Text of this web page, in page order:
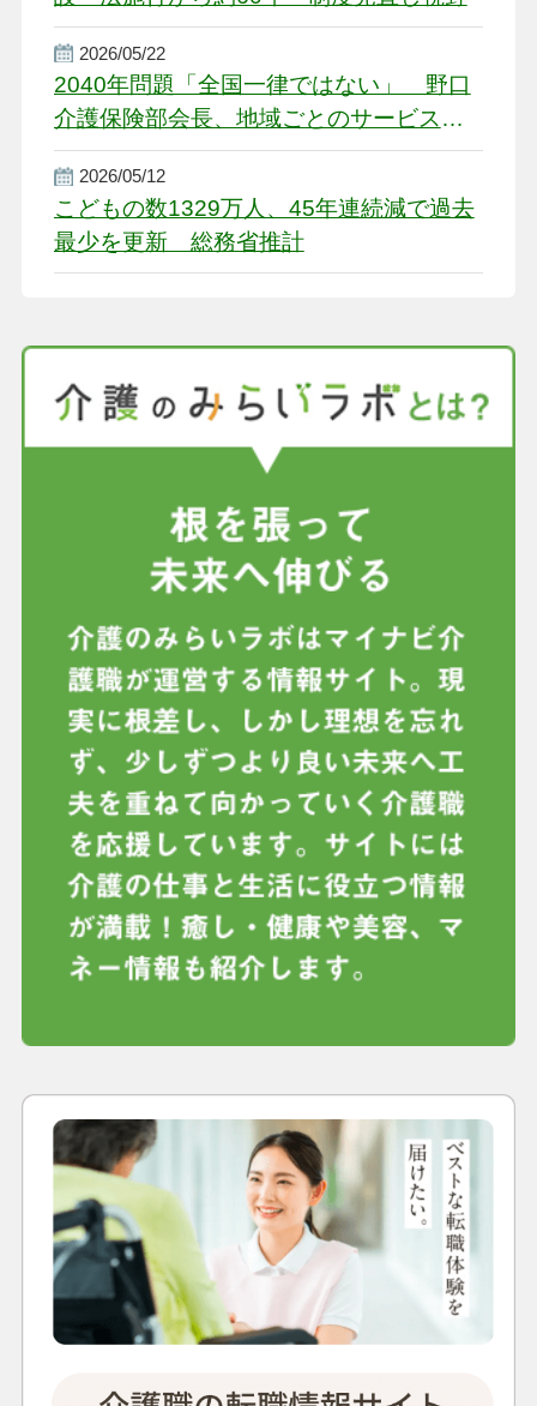
2026/05/22
2040年問題「全国一律ではない」 野口
介護保険部会長、地域ごとのサービス基
盤整備を促す
2026/05/12
こどもの数1329万人、45年連続減で過去
最少を更新 総務省推計